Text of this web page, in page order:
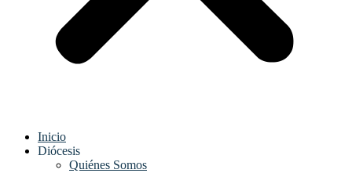
Inicio
Diócesis
Quiénes Somos